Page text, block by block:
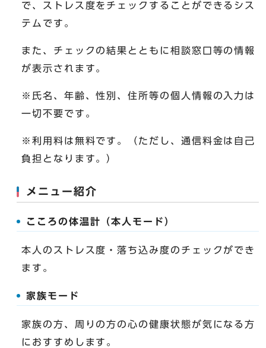
で、ストレス度をチェックすることができるシス
テムです。
また、チェックの結果とともに相談窓口等の情報
が表示されます。
※氏名、年齢、性別、住所等の個人情報の入力は
一切不要です。
※利用料は無料です。（ただし、通信料金は自己
負担となります。）
メニュー紹介
こころの体温計（本人モード）
本人のストレス度・落ち込み度のチェックができ
ます。
家族モード
家族の方、周りの方の心の健康状態が気になる方
におすすめします。